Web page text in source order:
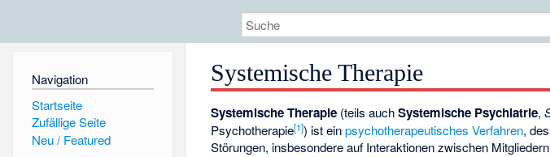
Navigation
Startseite
Zufällige Seite
Neu / Featured
Systemische Therapie
Systemische Therapie (teils auchSystemische Psychiatrie,
Psychotherapie[1]) ist einpsychotherapeutisches Verfahren,
Störungen, insbesondere auf Interaktionen zwischen